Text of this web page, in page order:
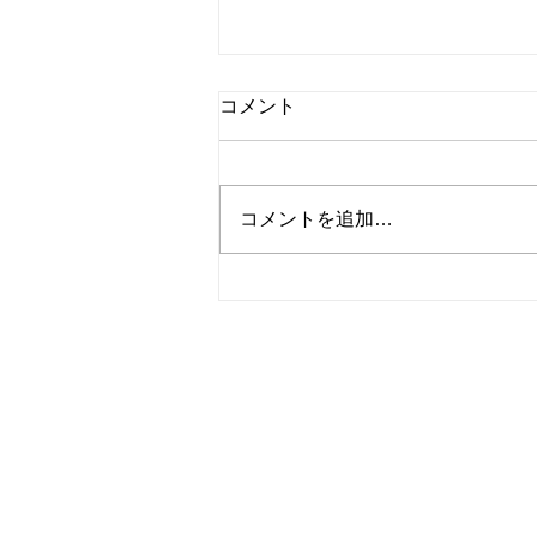
コメント
コメントを追加…